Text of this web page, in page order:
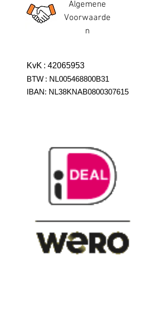
Algemene
Voorwaarde
n
KvK : 42065953
BTW : NL005468800B31
IBAN: NL38KNAB0800307615